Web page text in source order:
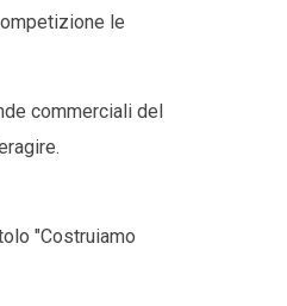
le
commerciali del
"Costruiamo